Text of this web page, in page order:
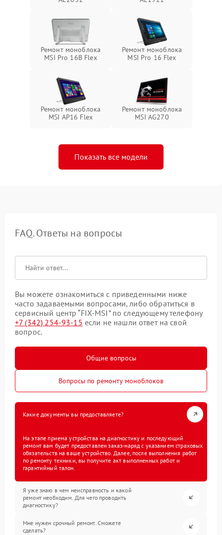
Ремонт моноблока
MSI Pro 16B Flex
Ремонт моноблока
MSI Pro 16 Flex
Ремонт моноблока
MSI AP16 Flex
Ремонт моноблока
MSI AG270
Показать все модели
FAQ. Ответы на вопросы
Вы можете ознакомиться с приведенными ниже
часто задаваемыми вопросами, либо обратиться в
сервисный центр “FIX-MSI” по следующему телефону
+7 (342) 254-93-15 если не нашли ответ на свой
вопрос.
Общие вопросы
Вопросы по ремонту моноблоков
Какие документы вы предоставляете?
На этапе приема устройства на диагностику и последующий
ремонт вам будет предоставлен заказ-наряд с указанием страховых
обязательств на ваше устройство. Далее, после выполнения работ
по ремонту техники, вы получите акт выполненных работ и
гарантийный талон.
Я уже знаю в чем неисправность и какой
ремонт необходим. Для чего проводить
диагностику?
Мне нужен срочный ремонт. Сможете
сделать?